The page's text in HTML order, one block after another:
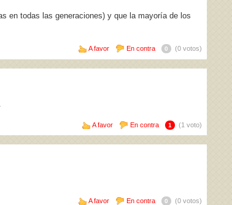
en todas las generaciones) y que la mayoría de los
A favor En contra 0 (0 votos)
A favor En contra 1 (1 voto)
A favor En contra 0 (0 votos)